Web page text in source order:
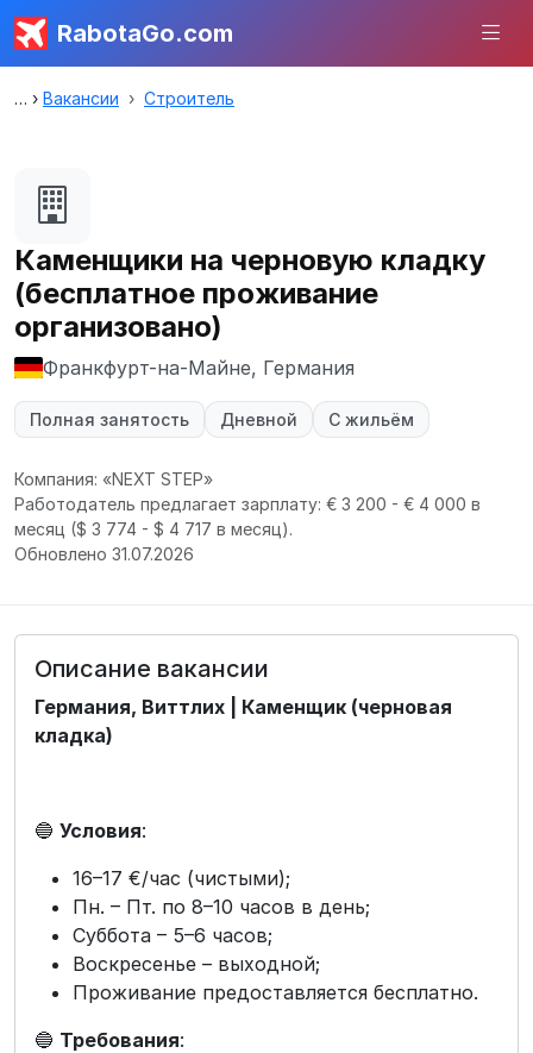
RabotaGo.com
Вакансии Строитель
Каменщики на черновую кладку
(бесплатное проживание
организовано)
Франкфурт-на-Майне, Германия
Полная занятость Дневной С жильём
Компания: «NEXT STEP»
Работодатель предлагает зарплату: € 3 200 - € 4 000 в
месяц ($ 3 774 - $ 4 717 в месяц).
Обновлено 31.07.2026
Описание вакансии
Германия, Виттлих | Каменщик (черновая
кладка)
🔵 Условия:
16–17 €/час (чистыми);
Пн. – Пт. по 8–10 часов в день;
Суббота – 5–6 часов;
Воскресенье – выходной;
Проживание предоставляется бесплатно.
🔵 Требования: